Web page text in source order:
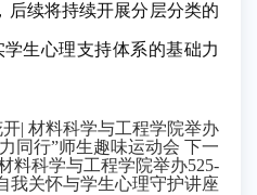
后续将持续开展分层分类的
生心理支持体系的基础力
| 材料科学与工程学院举办
同行”师生趣味运动会 下一
料科学与工程学院举办525-
我关怀与学生心理守护讲座